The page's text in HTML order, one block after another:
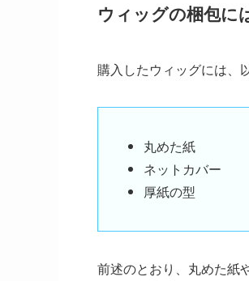
ウィッグの梱包に
購入したウィッグには、
丸めた紙
ネットカバー
厚紙の型
前述のとおり、丸めた紙